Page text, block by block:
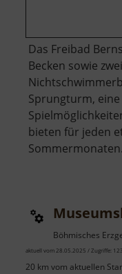
Das Freibad
Becken sowie
Sprungturm,
bieten für jeden
Böhmisches
aktuell vom 28.05.2025 / Zugriffe:
20 km vom aktuellen